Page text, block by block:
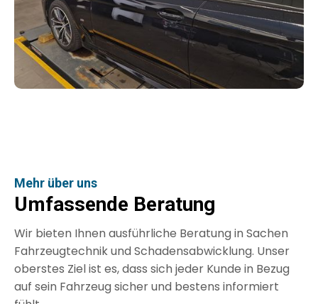
Mehr über uns
Umfassende Beratung
Wir bieten Ihnen ausführliche Beratung in Sachen
Fahrzeugtechnik und Schadensabwicklung. Unser
oberstes Ziel ist es, dass sich jeder Kunde in Bezug
auf sein Fahrzeug sicher und bestens informiert